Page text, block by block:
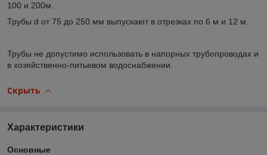
100 и 200м.
Трубы d от 75 до 250 мм выпускают в отрезках по 6 м и 12 м.
Трубы не допустимо использовать в напорных трубопроводах и
в хозяйственно-питьевом водоснабжении.
Скрыть
Характеристики
Основные